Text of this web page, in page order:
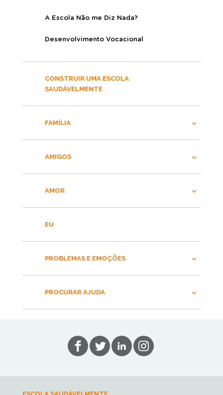
A Escola Não me Diz Nada?
Desenvolvimento Vocacional
CONSTRUIR UMA ESCOLA
SAUDÁVELMENTE
FAMÍLIA
AMIGOS
AMOR
EU
PROBLEMAS E EMOÇÕES
PROCURAR AJUDA